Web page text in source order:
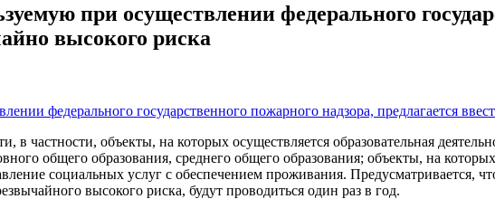
при осуществлении федерального
высокого риска
в частности, объекты, на которых осуществляется образовательная
общего образования, среднего общего образования; объекты, на
социальных услуг с обеспечением проживания. Предусматривается,
высокого риска, будут проводиться один раз в год.